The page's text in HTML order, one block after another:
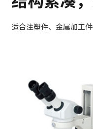
适合注塑件、金属加工